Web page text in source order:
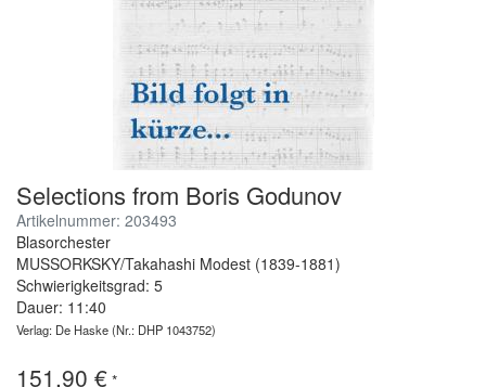
Selections from Boris Godunov
Artikelnummer: 203493
Blasorchester
MUSSORKSKY/Takahashi Modest (1839-1881)
Schwierigkeitsgrad: 5
Dauer: 11:40
Verlag: De Haske(Nr.: DHP 1043752)
151,90 € *